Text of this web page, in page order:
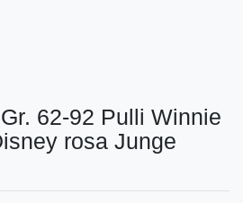
62-92 Pulli Winnie
rosa Junge